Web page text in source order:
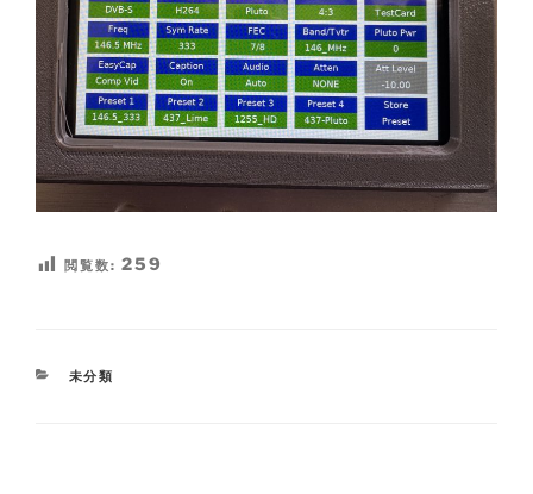
閲覧数: 259
CATEGORIES
未分類